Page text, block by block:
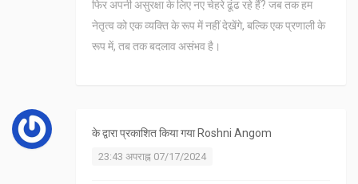
फिर अपनी असुरक्षा के लिए नए चेहरे ढूंढ रहे हैं? जब तक हम
नेतृत्व को एक व्यक्ति के रूप में नहीं देखेंगे, बल्कि एक प्रणाली के
रूप में, तब तक बदलाव असंभव है।
के द्वारा प्रकाशित किया गया Roshni Angom
23:43 अपराह्न 07/17/2024